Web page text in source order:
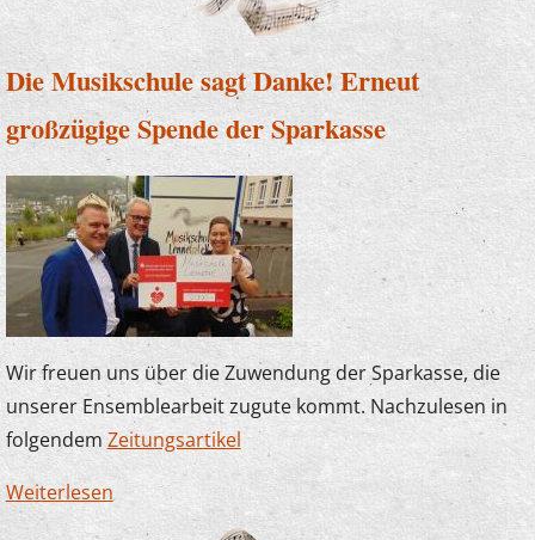
Die Musikschule sagt Danke! Erneut
großzügige Spende der Sparkasse
Wir freuen uns über die Zuwendung der Sparkasse, die
unserer Ensemblearbeit zugute kommt. Nachzulesen in
folgendem Zeitungsartikel
Weiterlesenüber Die Musikschule sagt Danke! Erneut
großzügige Spende der Sparkasse